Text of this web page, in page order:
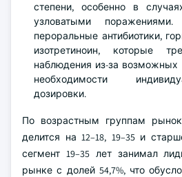
степени, особенно в
узловатыми
пероральные антибиотики,
изотретиноин, которые
наблюдения из-за
необходимости
дозировки.
По возрастным группам
делится на 12–18, 19–35 и
сегмент 19–35 лет занимал
рынке с долей 54,7%, что